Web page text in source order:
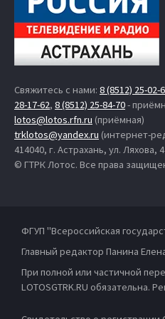
Свяжитесь с нами: 8 (8512) 25-02-
28-17-62, 8 (8512) 25-84-70-
lotos@lotos.rfn.ru (приёмная)
trklotos@yandex.ru (интернет-
414040, г. Астрахань, ул. Ляхова, 4
© ГТРК Лотос. Все права
ФГУП "Всероссийская
Главный редактор Панина
При полной или частичной
LOTOSGTRK.RU обязательна.